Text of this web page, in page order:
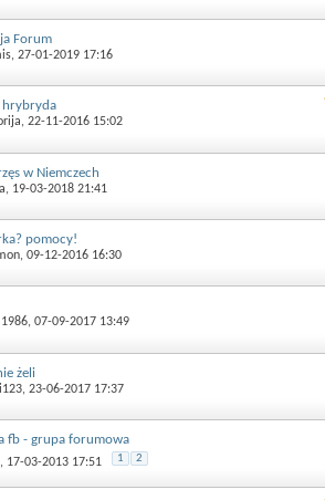
Forum
, 27-01-2019 17:16
hrybryda
, 22-11-2016 15:02
w Niemczech
, 19-03-2018 21:41
pomocy!
, 09-12-2016 16:30
, 07-09-2017 13:49
żeli
, 23-06-2017 17:37
fb - grupa forumowa
, 17-03-2013 17:51 1 2